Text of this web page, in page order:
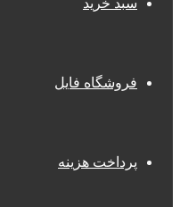
سبد خرید
فروشگاه فایل
پرداخت هزینه